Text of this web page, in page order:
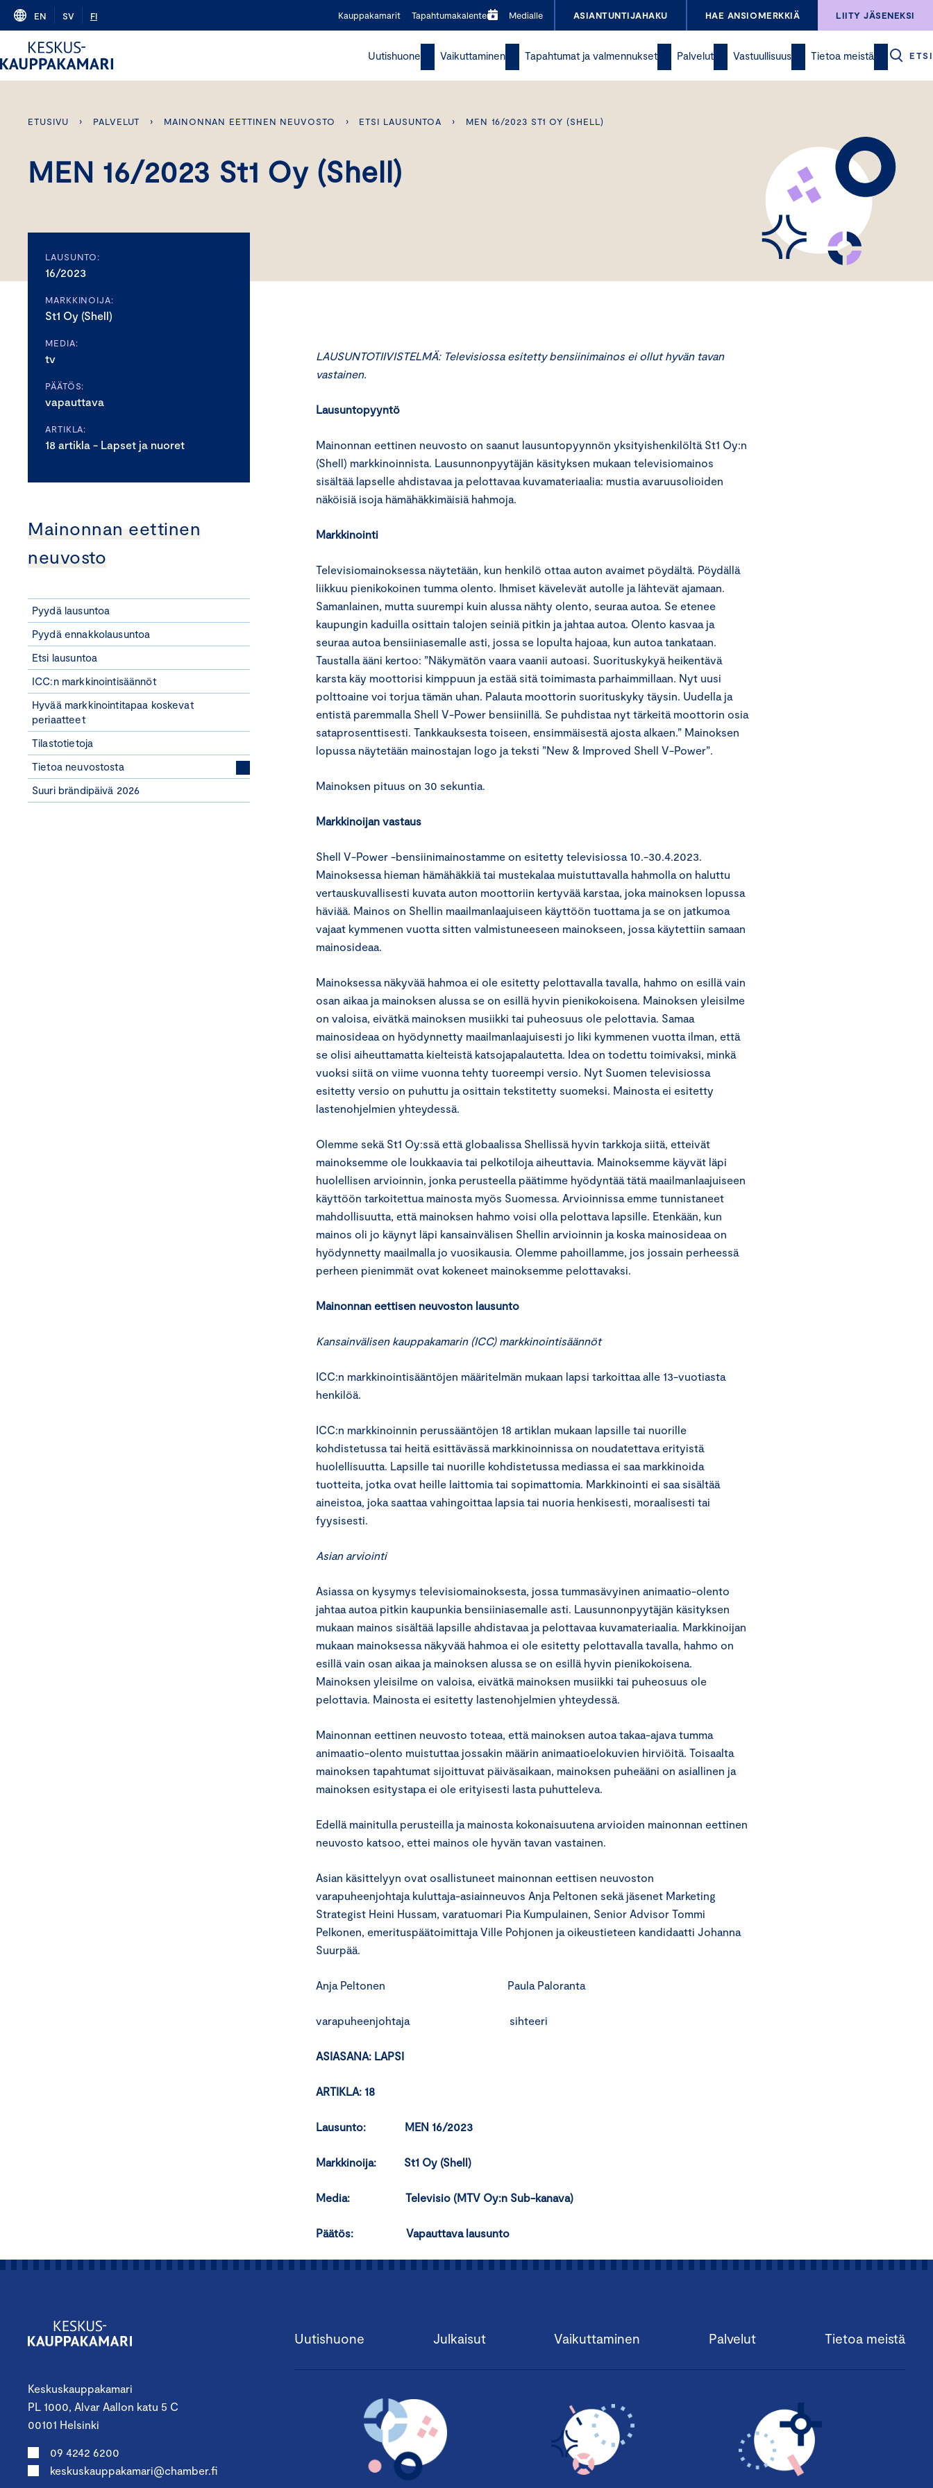
Skip
content
EN SV FI Kauppakamarit Tapahtumakalenteri Medialle ASIANTUNTIJAHAKU HAE ANSIOMERKKIÄ LIITY JÄSENEKSI
Uutishuone Vaikuttaminen Tapahtumat ja valmennukset Palvelut Vastuullisuus Tietoa meistä ETSI
ETUSIVU › PALVELUT › MAINONNAN EETTINEN NEUVOSTO › ETSI LAUSUNTOA › MEN 16/2023 ST1 OY (SHELL)
MEN 16/2023 St1 Oy (Shell)
LAUSUNTO:
16/2023
MARKKINOIJA:
St1 Oy (Shell)
MEDIA:
tv
PÄÄTÖS:
vapauttava
ARTIKLA:
18 artikla - Lapset ja nuoret
Mainonnan eettinen
neuvosto
Pyydä lausuntoa
Pyydä ennakkolausuntoa
Etsi lausuntoa
ICC:n markkinointisäännöt
Hyvää markkinointitapaa koskevat
periaatteet
Tilastotietoja
Tietoa neuvostosta
Suuri brändipäivä 2026
LAUSUNTOTIIVISTELMÄ: Televisiossa esitetty bensiinimainos ei ollut hyvän tavan
vastainen.
Lausuntopyyntö
Mainonnan eettinen neuvosto on saanut lausuntopyynnön yksityishenkilöltä St1 Oy:n
(Shell) markkinoinnista. Lausunnonpyytäjän käsityksen mukaan televisiomainos
sisältää lapselle ahdistavaa ja pelottavaa kuvamateriaalia: mustia avaruusolioiden
näköisiä isoja hämähäkkimäisiä hahmoja.
Markkinointi
Televisiomainoksessa näytetään, kun henkilö ottaa auton avaimet pöydältä. Pöydällä
liikkuu pienikokoinen tumma olento. Ihmiset kävelevät autolle ja lähtevät ajamaan.
Samanlainen, mutta suurempi kuin alussa nähty olento, seuraa autoa. Se etenee
kaupungin kaduilla osittain talojen seiniä pitkin ja jahtaa autoa. Olento kasvaa ja
seuraa autoa bensiiniasemalle asti, jossa se lopulta hajoaa, kun autoa tankataan.
Taustalla ääni kertoo: ”Näkymätön vaara vaanii autoasi. Suorituskykyä heikentävä
karsta käy moottorisi kimppuun ja estää sitä toimimasta parhaimmillaan. Nyt uusi
polttoaine voi torjua tämän uhan. Palauta moottorin suorituskyky täysin. Uudella ja
entistä paremmalla Shell V-Power bensiinillä. Se puhdistaa nyt tärkeitä moottorin osia
sataprosenttisesti. Tankkauksesta toiseen, ensimmäisestä ajosta alkaen.” Mainoksen
lopussa näytetään mainostajan logo ja teksti ”New & Improved Shell V-Power”.
Mainoksen pituus on 30 sekuntia.
Markkinoijan vastaus
Shell V-Power -bensiinimainostamme on esitetty televisiossa 10.-30.4.2023.
Mainoksessa hieman hämähäkkiä tai mustekalaa muistuttavalla hahmolla on haluttu
vertauskuvallisesti kuvata auton moottoriin kertyvää karstaa, joka mainoksen lopussa
häviää. Mainos on Shellin maailmanlaajuiseen käyttöön tuottama ja se on jatkumoa
vajaat kymmenen vuotta sitten valmistuneeseen mainokseen, jossa käytettiin samaan
mainosideaa.
Mainoksessa näkyvää hahmoa ei ole esitetty pelottavalla tavalla, hahmo on esillä vain
osan aikaa ja mainoksen alussa se on esillä hyvin pienikokoisena. Mainoksen yleisilme
on valoisa, eivätkä mainoksen musiikki tai puheosuus ole pelottavia. Samaa
mainosideaa on hyödynnetty maailmanlaajuisesti jo liki kymmenen vuotta ilman, että
se olisi aiheuttamatta kielteistä katsojapalautetta. Idea on todettu toimivaksi, minkä
vuoksi siitä on viime vuonna tehty tuoreempi versio. Nyt Suomen televisiossa
esitetty versio on puhuttu ja osittain tekstitetty suomeksi. Mainosta ei esitetty
lastenohjelmien yhteydessä.
Olemme sekä St1 Oy:ssä että globaalissa Shellissä hyvin tarkkoja siitä, etteivät
mainoksemme ole loukkaavia tai pelkotiloja aiheuttavia. Mainoksemme käyvät läpi
huolellisen arvioinnin, jonka perusteella päätimme hyödyntää tätä maailmanlaajuiseen
käyttöön tarkoitettua mainosta myös Suomessa. Arvioinnissa emme tunnistaneet
mahdollisuutta, että mainoksen hahmo voisi olla pelottava lapsille. Etenkään, kun
mainos oli jo käynyt läpi kansainvälisen Shellin arvioinnin ja koska mainosideaa on
hyödynnetty maailmalla jo vuosikausia. Olemme pahoillamme, jos jossain perheessä
perheen pienimmät ovat kokeneet mainoksemme pelottavaksi.
Mainonnan eettisen neuvoston lausunto
Kansainvälisen kauppakamarin (ICC) markkinointisäännöt
ICC:n markkinointisääntöjen määritelmän mukaan lapsi tarkoittaa alle 13-vuotiasta
henkilöä.
ICC:n markkinoinnin perussääntöjen 18 artiklan mukaan lapsille tai nuorille
kohdistetussa tai heitä esittävässä markkinoinnissa on noudatettava erityistä
huolellisuutta. Lapsille tai nuorille kohdistetussa mediassa ei saa markkinoida
tuotteita, jotka ovat heille laittomia tai sopimattomia. Markkinointi ei saa sisältää
aineistoa, joka saattaa vahingoittaa lapsia tai nuoria henkisesti, moraalisesti tai
fyysisesti.
Asian arviointi
Asiassa on kysymys televisiomainoksesta, jossa tummasävyinen animaatio-olento
jahtaa autoa pitkin kaupunkia bensiiniasemalle asti. Lausunnonpyytäjän käsityksen
mukaan mainos sisältää lapsille ahdistavaa ja pelottavaa kuvamateriaalia. Markkinoijan
mukaan mainoksessa näkyvää hahmoa ei ole esitetty pelottavalla tavalla, hahmo on
esillä vain osan aikaa ja mainoksen alussa se on esillä hyvin pienikokoisena.
Mainoksen yleisilme on valoisa, eivätkä mainoksen musiikki tai puheosuus ole
pelottavia. Mainosta ei esitetty lastenohjelmien yhteydessä.
Mainonnan eettinen neuvosto toteaa, että mainoksen autoa takaa-ajava tumma
animaatio-olento muistuttaa jossakin määrin animaatioelokuvien hirviöitä. Toisaalta
mainoksen tapahtumat sijoittuvat päiväsaikaan, mainoksen puheääni on asiallinen ja
mainoksen esitystapa ei ole erityisesti lasta puhutteleva.
Edellä mainitulla perusteilla ja mainosta kokonaisuutena arvioiden mainonnan eettinen
neuvosto katsoo, ettei mainos ole hyvän tavan vastainen.
Asian käsittelyyn ovat osallistuneet mainonnan eettisen neuvoston
varapuheenjohtaja kuluttaja-asiainneuvos Anja Peltonen sekä jäsenet Marketing
Strategist Heini Hussam, varatuomari Pia Kumpulainen, Senior Advisor Tommi
Pelkonen, emerituspäätoimittaja Ville Pohjonen ja oikeustieteen kandidaatti Johanna
Suurpää.
Anja Peltonen Paula Paloranta
varapuheenjohtaja sihteeri
ASIASANA: LAPSI
ARTIKLA: 18
Lausunto: MEN 16/2023
Markkinoija: St1 Oy (Shell)
Media: Televisio (MTV Oy:n Sub-kanava)
Päätös: Vapauttava lausunto
Keskuskauppakamari
PL 1000, Alvar Aallon katu 5 C
00101 Helsinki
09 4242 6200
keskuskauppakamari@chamber.fi
Uutishuone Julkaisut Vaikuttaminen Palvelut Tietoa meistä